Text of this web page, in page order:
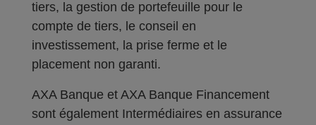
tiers, la gestion de portefeuille pour le
compte de tiers, le conseil en
investissement, la prise ferme et le
placement non garanti.
AXA Banque et AXA Banque Financement
sont également Intermédiaires en assurance